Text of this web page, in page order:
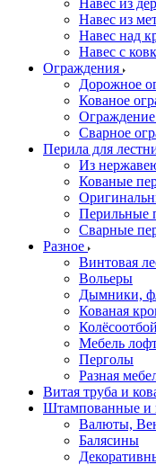
Навес из
Навес из
Навес над
Навес с
Ограждения
Дорожное
Кованое
Сварное
Перила для
Из
Кованые
Перильные
Сварные
Разное
Винтовая
Вольеры
Дымники,
Кованая
Мебель
Перголы
Разная
Витая труба и
Штампованные и
Валюты,
Балясины